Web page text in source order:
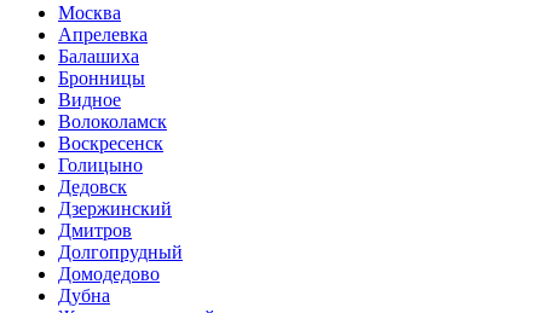
Москва
Апрелевка
Балашиха
Бронницы
Видное
Волоколамск
Воскресенск
Голицыно
Дедовск
Дзержинский
Дмитров
Долгопрудный
Домодедово
Дубна